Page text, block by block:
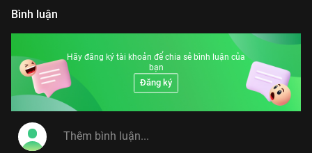
Bình luận
Hãy đăng ký tài khoản để chia sẻ bình luận của
bạn
Đăng ký